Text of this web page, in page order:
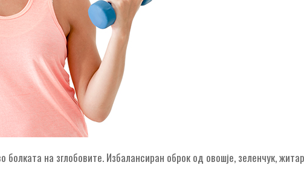
болката на зглобовите. Избалансиран оброк од овошје, зеленчук,